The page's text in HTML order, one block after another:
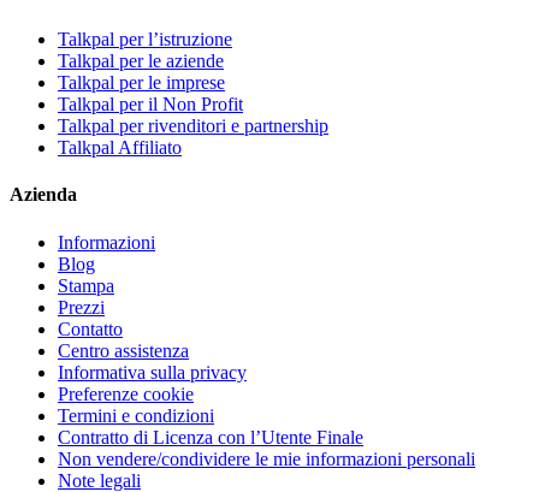
Talkpal per l’istruzione
Talkpal per le aziende
Talkpal per le imprese
Talkpal per il Non Profit
Talkpal per rivenditori e partnership
Talkpal Affiliato
Azienda
Informazioni
Blog
Stampa
Prezzi
Contatto
Centro assistenza
Informativa sulla privacy
Preferenze cookie
Termini e condizioni
Contratto di Licenza con l’Utente Finale
Non vendere/condividere le mie informazioni personali
Note legali